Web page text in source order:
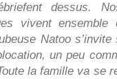
dessus.
vivent ensemble
Natoo s’invite
un peu
la famille va se